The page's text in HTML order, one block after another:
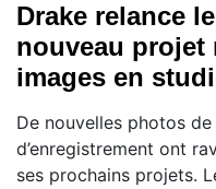
Drake relance
nouveau projet
images en
De nouvelles photos
d’enregistrement ont
ses prochains projets.